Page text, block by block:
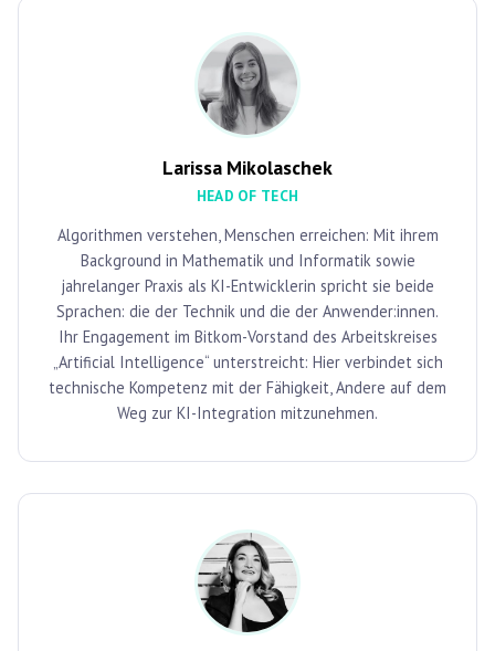
Larissa Mikolaschek
HEAD OF TECH
Algorithmen verstehen, Menschen erreichen: Mit ihrem
Background in Mathematik und Informatik sowie
jahrelanger Praxis als KI-Entwicklerin spricht sie beide
Sprachen: die der Technik und die der Anwender:innen.
Ihr Engagement im Bitkom-Vorstand des Arbeitskreises
„Artificial Intelligence“ unterstreicht: Hier verbindet sich
technische Kompetenz mit der Fähigkeit, Andere auf dem
Weg zur KI-Integration mitzunehmen.